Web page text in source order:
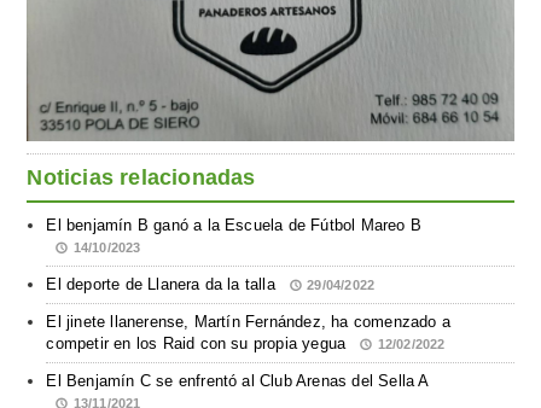
Noticias relacionadas
El benjamín B ganó a la Escuela de Fútbol Mareo B
14/10/2023
El deporte de Llanera da la talla 29/04/2022
El jinete llanerense, Martín Fernández, ha comenzado a
competir en los Raid con su propia yegua
12/02/2022
El Benjamín C se enfrentó al Club Arenas del Sella A
13/11/2021